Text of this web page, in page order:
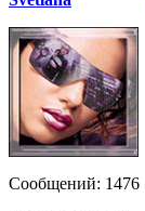
Сообщений: 1476